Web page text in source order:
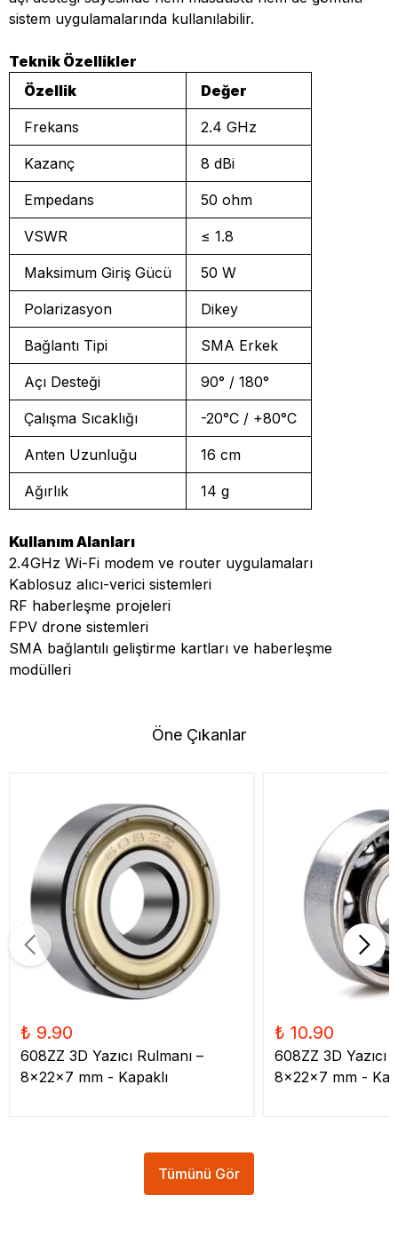
sistem uygulamalarında kullanılabilir.
Teknik Özellikler
Özellik
Değer
Frekans 2.4 GHz
Kazanç 8 dBi
Empedans 50 ohm
VSWR ≤ 1.8
Maksimum Giriş Gücü 50 W
Polarizasyon Dikey
Bağlantı Tipi SMA Erkek
Açı Desteği 90° / 180°
Çalışma Sıcaklığı -20°C / +80°C
Anten Uzunluğu 16 cm
Ağırlık 14 g
Kullanım Alanları
2.4GHz Wi-Fi modem ve router uygulamaları
Kablosuz alıcı-verici sistemleri
RF haberleşme projeleri
FPV drone sistemleri
SMA bağlantılı geliştirme kartları ve haberleşme
modülleri
Öne Çıkanlar
₺ 9.90
608ZZ 3D Yazıcı Rulmanı –
8x22x7 mm - Kapaklı
₺ 10.90
608ZZ 3D Yazıcı
8x22x7 mm -
Tümünü Gör